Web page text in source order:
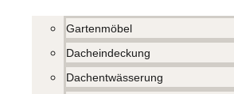
Gartenmöbel
Dacheindeckung
Dachentwässerung